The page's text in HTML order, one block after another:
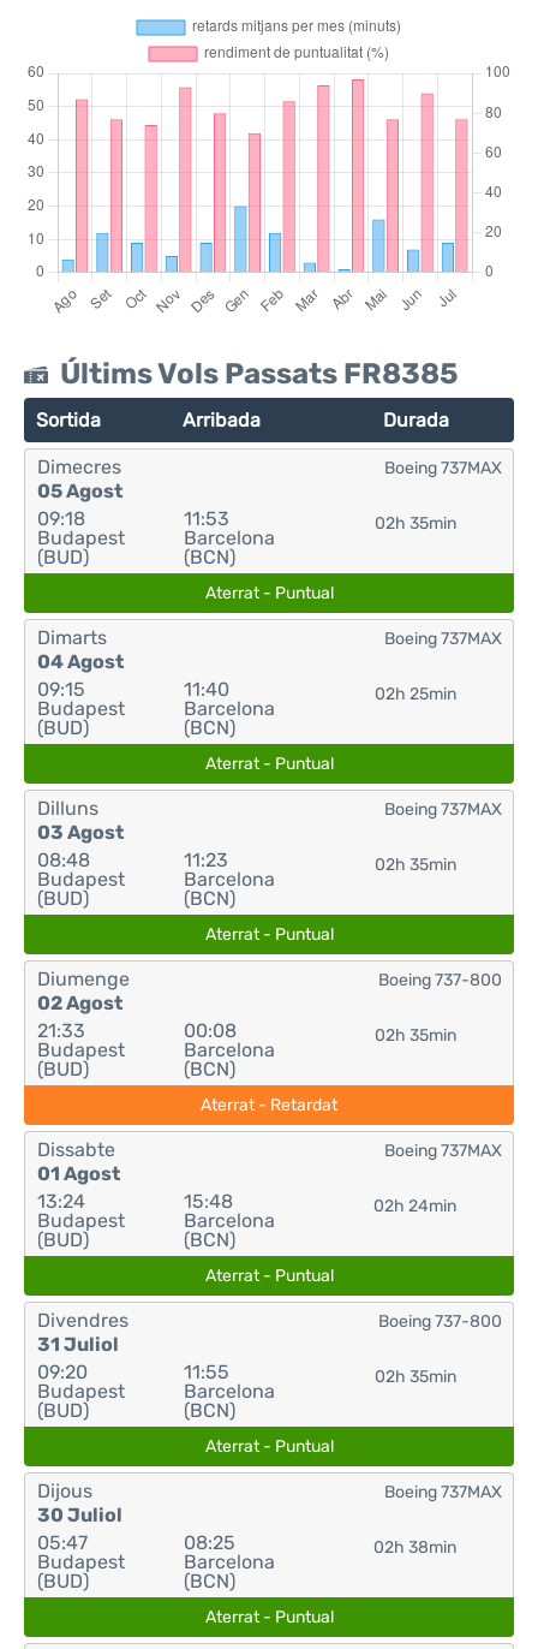
Últims Vols Passats FR8385
Sortida Arribada Durada
Dimecres
05 Agost
09:18
Budapest
(BUD)
11:53
Barcelona
(BCN)
02h 35min
Boeing 737MAX
Aterrat - Puntual
Dimarts
04 Agost
09:15
Budapest
(BUD)
11:40
Barcelona
(BCN)
02h 25min
Boeing 737MAX
Aterrat - Puntual
Dilluns
03 Agost
08:48
Budapest
(BUD)
11:23
Barcelona
(BCN)
02h 35min
Boeing 737MAX
Aterrat - Puntual
Diumenge
02 Agost
21:33
Budapest
(BUD)
00:08
Barcelona
(BCN)
02h 35min
Boeing 737-800
Aterrat - Retardat
Dissabte
01 Agost
13:24
Budapest
(BUD)
15:48
Barcelona
(BCN)
02h 24min
Boeing 737MAX
Aterrat - Puntual
Divendres
31 Juliol
09:20
Budapest
(BUD)
11:55
Barcelona
(BCN)
02h 35min
Boeing 737-800
Aterrat - Puntual
Dijous
30 Juliol
05:47
Budapest
(BUD)
08:25
Barcelona
(BCN)
02h 38min
Boeing 737MAX
Aterrat - Puntual